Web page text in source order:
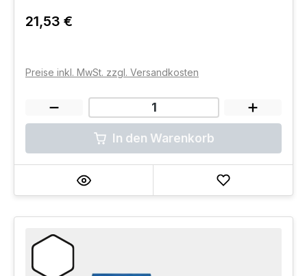
21,53 €
Preise inkl. MwSt. zzgl. Versandkosten
In den Warenkorb